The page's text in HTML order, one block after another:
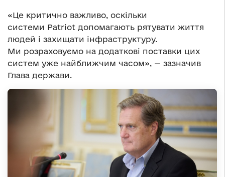
«Це критично важливо, оскільки
системи Patriot допомагають рятувати життя
людей і захищати інфраструктуру.
Ми розраховуємо на додаткові поставки цих
систем уже найближчим часом», — зазначив
Глава держави.